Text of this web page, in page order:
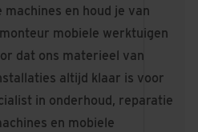
en houd je van
mobiele werktuigen
dat ons materieel van
altijd klaar is voor
in onderhoud, reparatie
en mobiele